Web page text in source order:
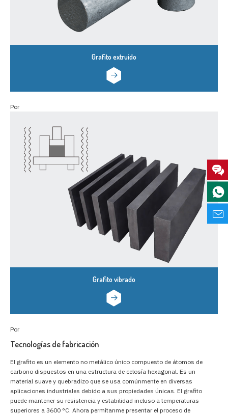
Grafito extruido
Por
Grafito vibrado
Por
Tecnologías de fabricación
El grafito es un elemento no metálico único compuesto de átomos de
carbono dispuestos en una estructura de celosía hexagonal. Es un
material suave y quebradizo que se usa comúnmente en diversas
aplicaciones industriales debido a sus propiedades únicas. El grafito
puede mantener su resistencia y estabilidad incluso a temperaturas
superiores a 3600 °C. Ahora permítanme presentar el proceso de